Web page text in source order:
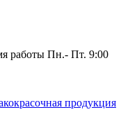
работы Пн.- Пт. 9:00
продукция